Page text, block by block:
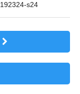
192324-s24